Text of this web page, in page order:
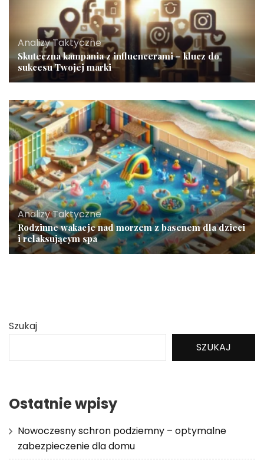
Analizy Taktyczne
Skuteczna kampania z influencerami – klucz do
sukcesu Twojej marki
Analizy Taktyczne
Rodzinne wakacje nad morzem z basenem dla dzieci
i relaksującym spa
Szukaj
SZUKAJ
Ostatnie wpisy
Nowoczesny schron podziemny – optymalne
zabezpieczenie dla domu